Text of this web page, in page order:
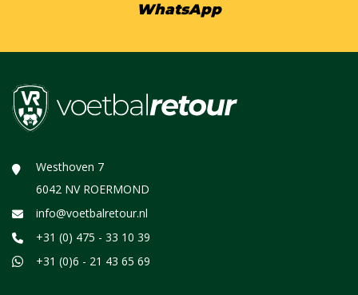
WhatsApp
Westhoven 7
6042 NV ROERMOND
info@voetbalretour.nl
+31 (0) 475 - 33 10 39
+31 (0)6 - 21 43 65 69